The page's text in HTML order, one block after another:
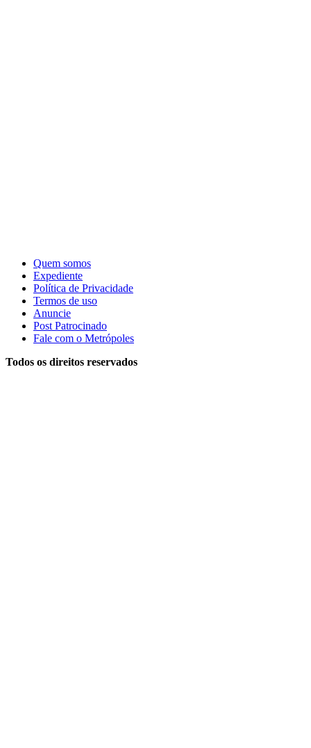
Quem somos
Expediente
Política de Privacidade
Termos de uso
Anuncie
Post Patrocinado
Fale com o Metrópoles
Todos os direitos reservados